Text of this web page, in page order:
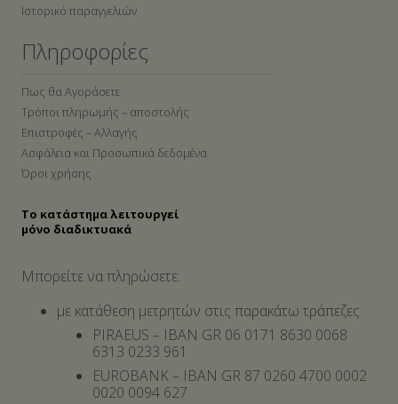
Ιστορικό παραγγελιών
Πληροφορίες
Πως θα Αγοράσετε
Τρόποι πληρωμής – αποστολής
Επιστροφές – Αλλαγής
Ασφάλεια και Προσωπικά δεδομένα
Όροι χρήσης
Το κατάστημα λειτουργεί
μόνο διαδικτυακά
Μπορείτε να πληρώσετε:
με κατάθεση μετρητών στις παρακάτω τράπεζες
PIRAEUS – IBAN GR 06 0171 8630 0068
6313 0233 961
EUROBANK – IBAN GR 87 0260 4700 0002
0020 0094 627